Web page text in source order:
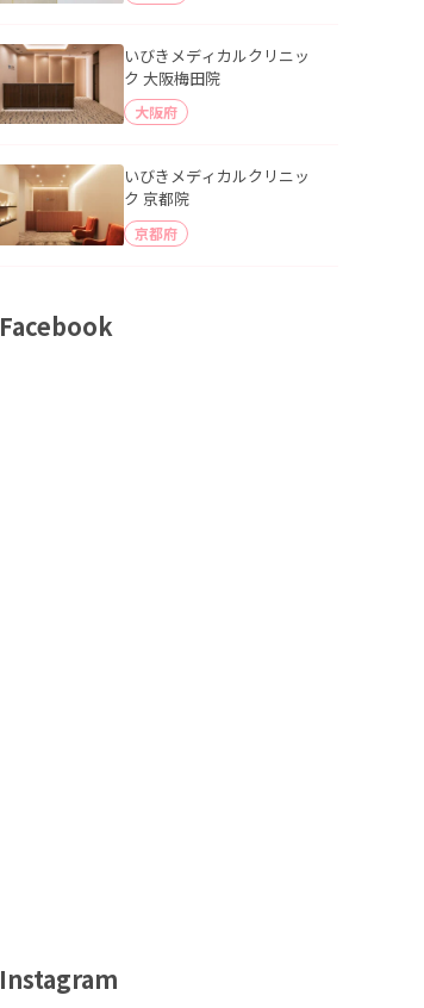
いびきメディカルクリニッ
ク 大阪梅田院
大阪府
いびきメディカルクリニッ
ク 京都院
京都府
Facebook
Instagram